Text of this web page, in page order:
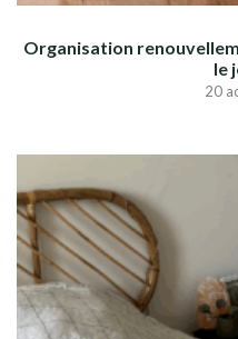
Organisation
le
20